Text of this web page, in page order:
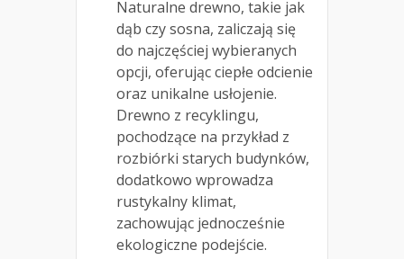
Naturalne drewno, takie jak
dąb czy sosna, zaliczają się
do najczęściej wybieranych
opcji, oferując ciepłe odcienie
oraz unikalne usłojenie.
Drewno z recyklingu,
pochodzące na przykład z
rozbiórki starych budynków,
dodatkowo wprowadza
rustykalny klimat,
zachowując jednocześnie
ekologiczne podejście.